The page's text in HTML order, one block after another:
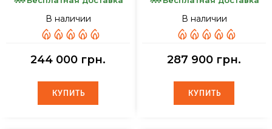
В наличии
244 000 грн.
КУПИТЬ
КУПИТЬ
В наличии
287 900 грн.
КУПИТЬ
КУПИТЬ